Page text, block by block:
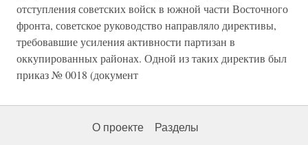
отступления советских войск в южной части Восточного
фронта, советское руководство направляло директивы,
требовавшие усиления активности партизан в
оккупированных районах. Одной из таких директив был
приказ № 0018 (документ
О проекте Разделы